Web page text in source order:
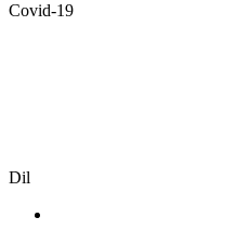
Covid-19
Dil